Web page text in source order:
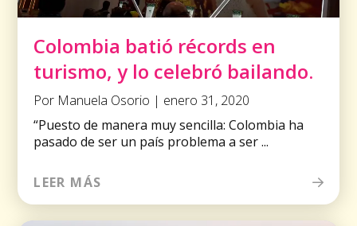
Colombia batió récords en
turismo, y lo celebró bailando.
Por Manuela Osorio | enero 31, 2020
“Puesto de manera muy sencilla: Colombia ha
pasado de ser un país problema a ser ...
LEER MÁS